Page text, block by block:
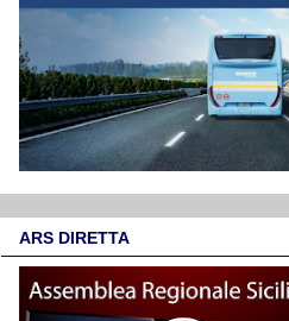
ARS DIRETTA